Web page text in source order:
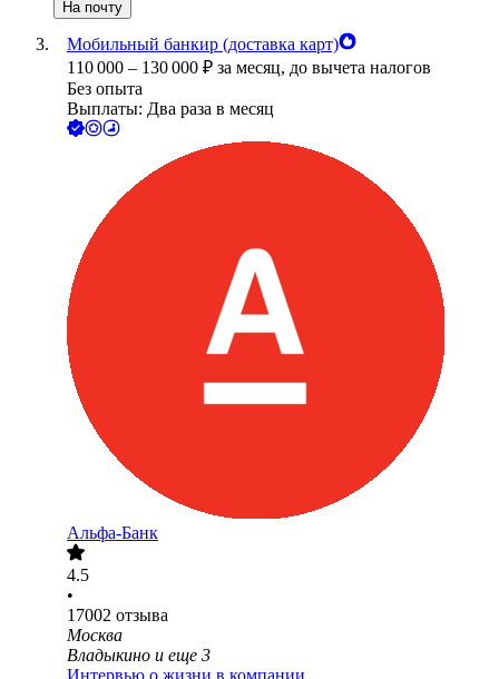
На почту
Мобильный банкир (доставка карт)
110 000 – 130 000 ₽ за месяц, до вычета налогов
Без опыта
Выплаты: Два раза в месяц
Альфа-Банк
4.5
•
17002 отзыва
Москва
Владыкино и еще 3